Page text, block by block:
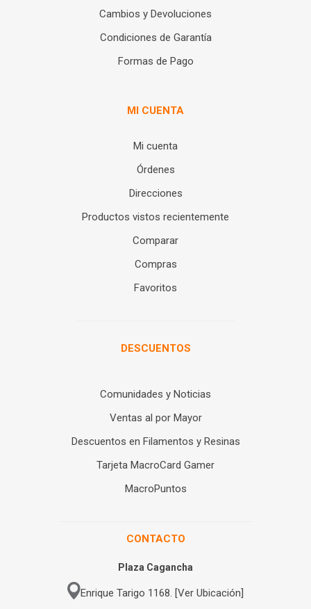
Cambios y Devoluciones
Condiciones de Garantía
Formas de Pago
MI CUENTA
Mi cuenta
Órdenes
Direcciones
Productos vistos recientemente
Comparar
Compras
Favoritos
DESCUENTOS
Comunidades y Noticias
Ventas al por Mayor
Descuentos en Filamentos y Resinas
Tarjeta MacroCard Gamer
MacroPuntos
CONTACTO
Plaza Cagancha
Enrique Tarigo 1168. [Ver Ubicación]